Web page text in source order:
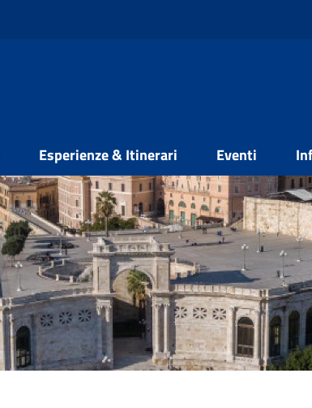
Esperienze & Itinerari Eventi